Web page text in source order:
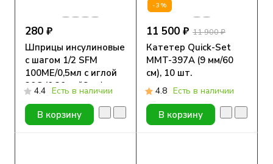
280 ₽
Шприцы инсулиновые
с шагом 1/2 SFM
100МЕ/0,5мл с иглой
30G (0.30мм*8мм),
аналог BD
Микрофайн Плюс
Деми, 10 шт.
4.4 Есть в наличии
В корзину
-3%
11 500 ₽ 11 900 ₽
Катетер Quick-Set
MMT-397А (9 мм/60
см), 10 шт.
4.8 Есть в наличии
В корзину